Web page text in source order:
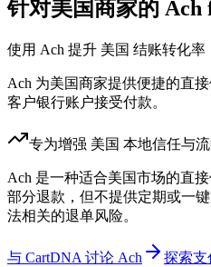
针对美国商家的 Ach
使用 Ach 提升 美国 结账转化率
Ach 为美国商家提供便捷的直
客户银行账户接受付款。
专为增强 美国 本地信任与
Ach 是一种适合美国市场的直
部分退款，但不提供定期或一
法相关的退单风险。
与 CartDNA 讨论 Ach
探索支